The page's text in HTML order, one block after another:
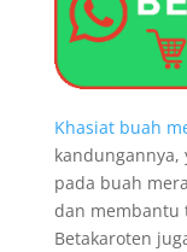
Khasiat buah
pada buah
dan membantu
Betakaroten